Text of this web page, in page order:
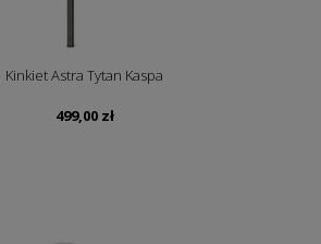
Kinkiet Astra Tytan Kaspa
499,00 zł